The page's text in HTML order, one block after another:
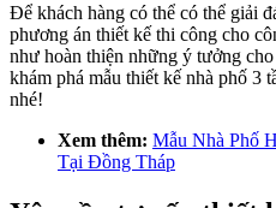
Để khách hàng có thể có thể giải
phương án thiết kế thi công cho
như hoàn thiện những ý tưởng
khám phá mẫu thiết kế nhà phố 3
nhé!
Xem thêm: Mẫu Nhà Phố
Tại Đồng Tháp